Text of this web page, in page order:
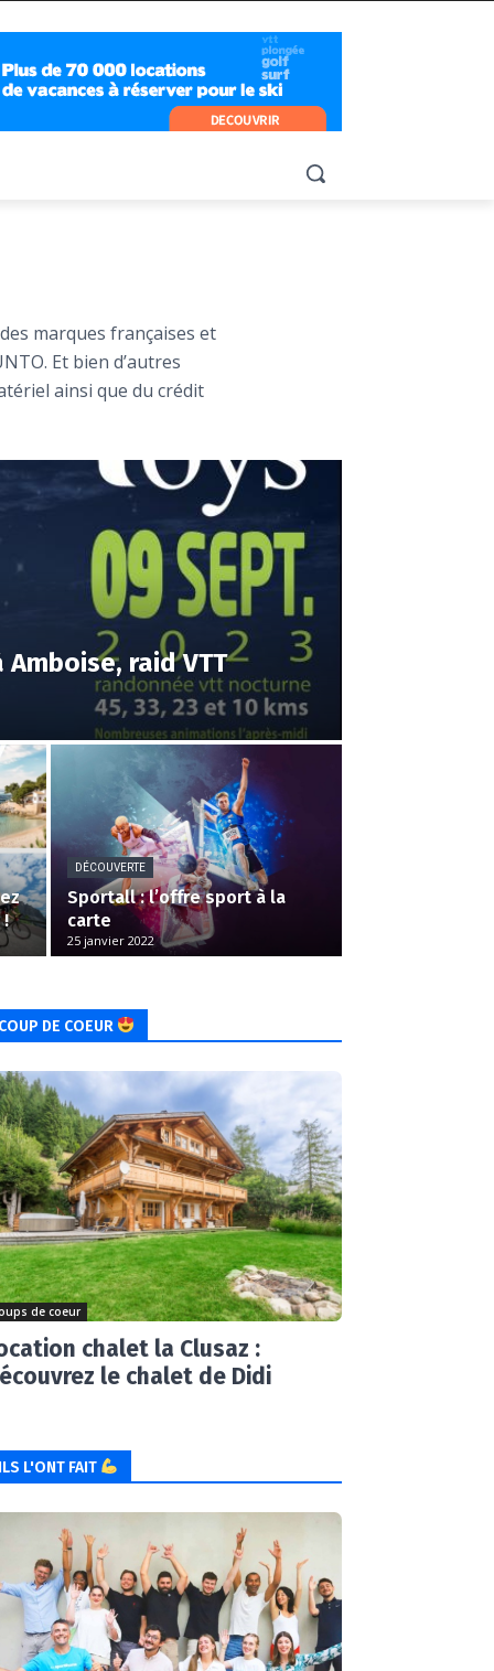
marques françaises et
Et bien d’autres
ainsi que du crédit
raid VTT
!
DÉCOUVERTE
Sportall : l’offre sport à la
carte
25 janvier 2022
COUP DE COEUR
de coeur
chalet la Clusaz :
le chalet de Didi
ILS L'ONT FAIT